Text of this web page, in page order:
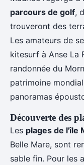
parcours de golf,
trouveront des
Les amateurs de
kitesurf à Anse La
randonnée du
patrimoine
panoramas
Découverte des
Les plages de l'île
Belle Mare, sont
sable fin. Pour les